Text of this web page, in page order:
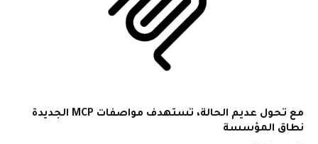
مع تحول عديم الحالة، تستهدف مواصفات MCP الجديدة
نطاق المؤسسة